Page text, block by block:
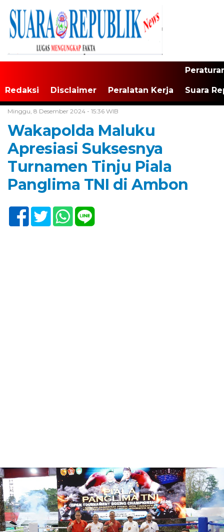
Redaksi Disclaimer Peralatan Kerja Suara
Minggu, 8 Desember 2024 - 15:36 WIB
Wakapolda Maluku
Apresiasi Suksesnya
Turnamen Tinju Piala
Panglima TNI di Ambon